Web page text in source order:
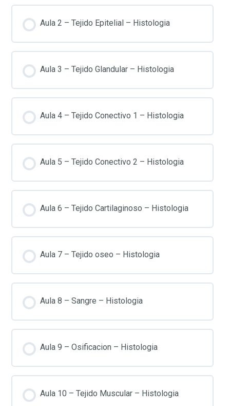
Aula 2 – Tejido Epitelial – Histologia
Aula 3 – Tejido Glandular – Histologia
Aula 4 – Tejido Conectivo 1 – Histologia
Aula 5 – Tejido Conectivo 2 – Histologia
Aula 6 – Tejido Cartilaginoso – Histologia
Aula 7 – Tejido oseo – Histologia
Aula 8 – Sangre – Histologia
Aula 9 – Osificacion – Histologia
Aula 10 – Tejido Muscular – Histologia